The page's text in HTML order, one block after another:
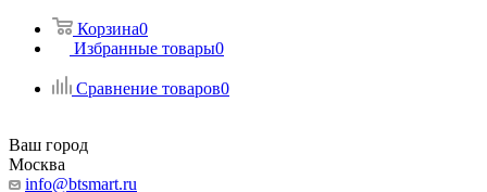
Корзина0
Избранные товары0
Сравнение товаров0
Ваш город
Москва
info@btsmart.ru